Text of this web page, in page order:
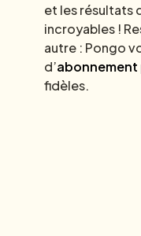
et les résultats
incroyables !
autre : Pongo
d’abonnement
fidèles.